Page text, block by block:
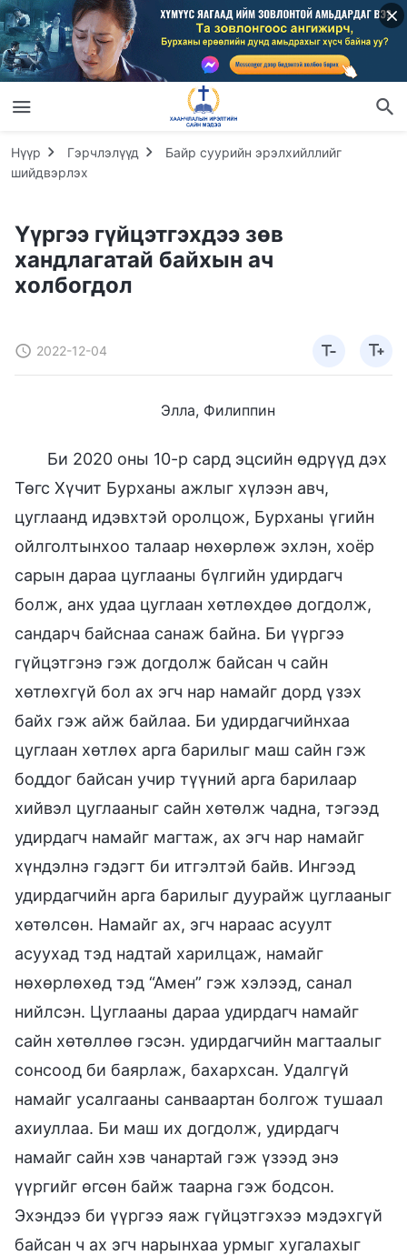
Нүүр Гэрчлэлүүд
Байр суурийн эрэлхийллийг
шийдвэрлэх
Үүргээ гүйцэтгэхдээ зөв
хандлагатай байхын ач
холбогдол
2022-12-04
Элла, Филиппин
Би 2020 оны 10-р сард эцсийн өдрүүд дэх
Төгс Хүчит Бурханы ажлыг хүлээн авч,
цуглаанд идэвхтэй оролцож, Бурханы үгийн
ойлголтынхоо талаар нөхөрлөж эхлэн, хоёр
сарын дараа цуглааны бүлгийн удирдагч
болж, анх удаа цуглаан хөтлөхдөө догдолж,
сандарч байснаа санаж байна. Би үүргээ
гүйцэтгэнэ гэж догдолж байсан ч сайн
хөтлөхгүй бол ах эгч нар намайг дорд үзэх
байх гэж айж байлаа. Би удирдагчийнхаа
цуглаан хөтлөх арга барилыг маш сайн гэж
боддог байсан учир түүний арга барилаар
хийвэл цуглааныг сайн хөтөлж чадна, тэгээд
удирдагч намайг магтаж, ах эгч нар намайг
хүндэлнэ гэдэгт би итгэлтэй байв. Ингээд
удирдагчийн арга барилыг дуурайж цуглааныг
хөтөлсөн. Намайг ах, эгч нараас асуулт
асуухад тэд надтай харилцаж, намайг
нөхөрлөхөд тэд “Амен” гэж хэлээд, санал
нийлсэн. Цуглааны дараа удирдагч намайг
сайн хөтөллөө гэсэн. удирдагчийн магтаалыг
сонсоод би баярлаж, бахархсан. Удалгүй
намайг усалгааны санваартан болгож тушаал
ахиуллаа. Би маш их догдолж, удирдагч
намайг сайн хэв чанартай гэж үзээд энэ
үүргийг өгсөн байж таарна гэж бодсон.
Эхэндээ би үүргээ яаж гүйцэтгэхээ мэдэхгүй
байсан ч ах эгч нарынхаа урмыг хугалахыг